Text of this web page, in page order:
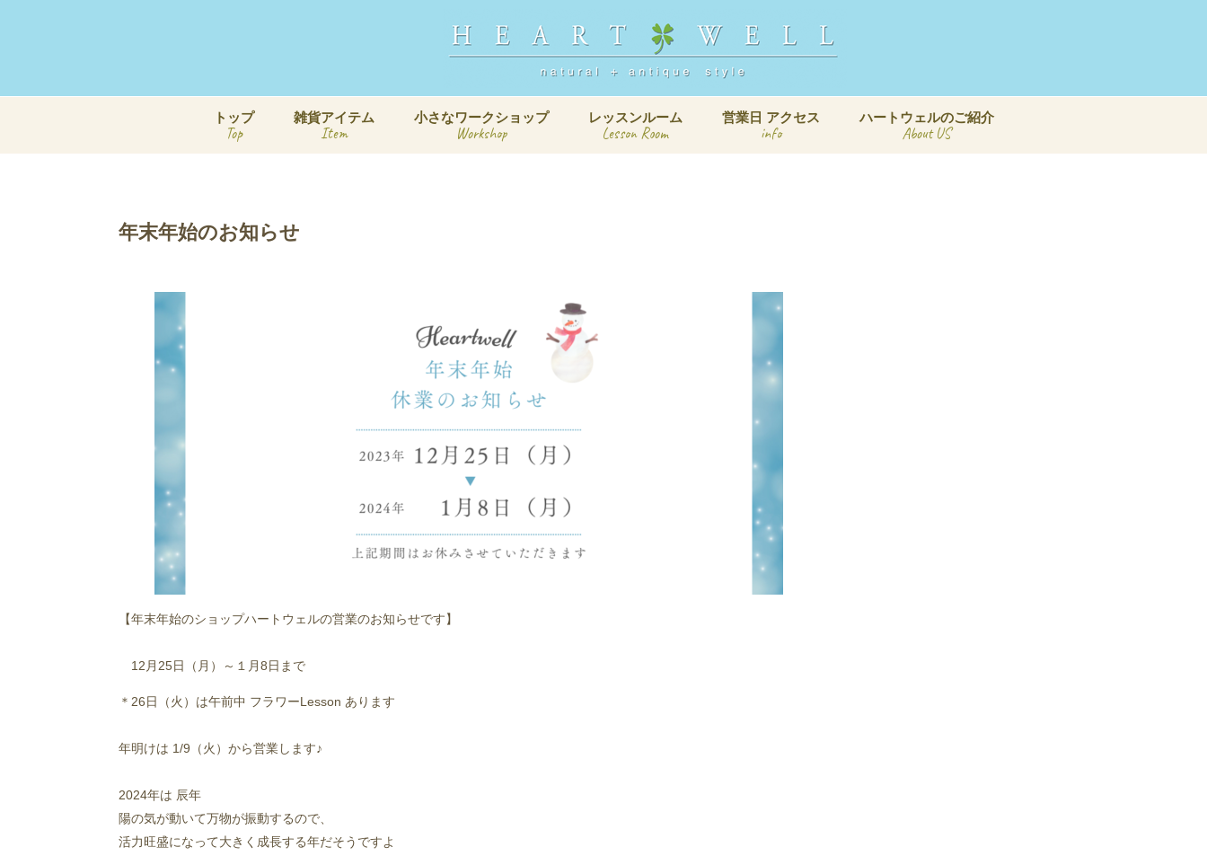
トップ
Top
雑貨アイテム
Item
小さなワークショップ
Workshop
レッスンルーム
Lesson Room
営業日 アクセス
info
ハートウェルのご紹介
About US
年末年始のお知らせ
【年末年始のショップハートウェルの営業のお知らせです】
12月25日（月）～１月8日まで
＊26日（火）は午前中 フラワーLesson あります
年明けは 1/9（火）から営業します♪
2024年は 辰年
陽の気が動いて万物が振動するので、
活力旺盛になって大きく成長する年だそうですよ